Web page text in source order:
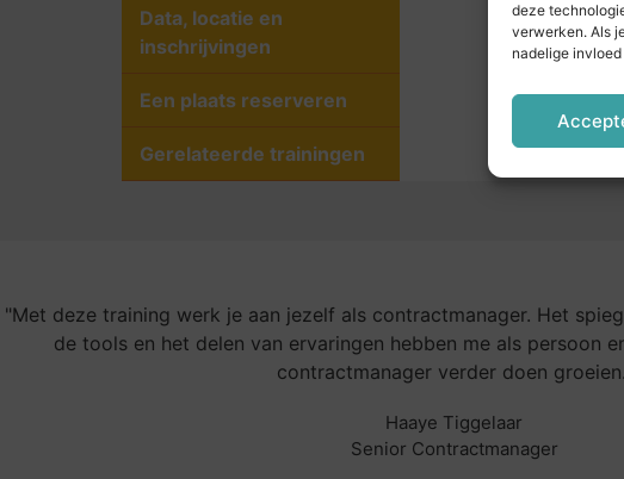
deze
verwerken. Als
nadelige
Data, locatie en
inschrijvingen
Een plaats reserveren
Gerelateerde trainingen
"Met deze training werk je aan jezelf als contractmanager. Het
de tools en het delen van ervaringen hebben me als persoon
contractmanager verder doen
Haaye Tiggelaar
Senior Contractmanager